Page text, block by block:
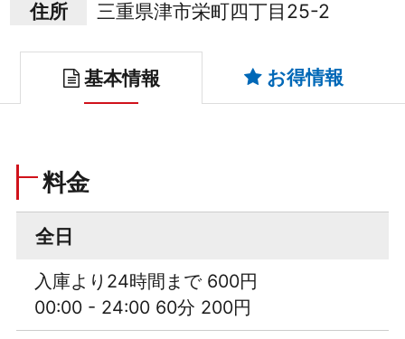
住所
三重県津市栄町四丁目25-2
基本情報 お得情報
料金
全日
入庫より24時間まで 600円
00:00 - 24:00 60分 200円